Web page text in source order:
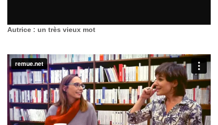
Autrice : un très vieux mot